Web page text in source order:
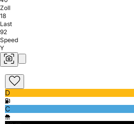
Zoll
18
Last
92
Speed
Y
D
C